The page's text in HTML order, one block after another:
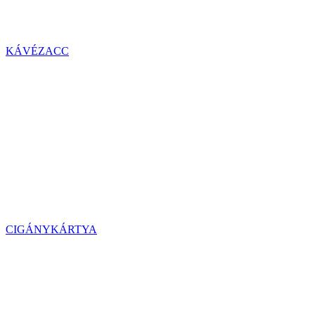
KÁVÉZACC
CIGÁNYKÁRTYA